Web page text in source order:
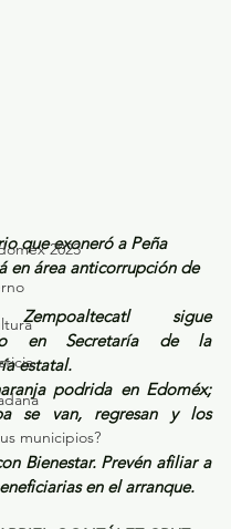
2023
municipios?
que exoneró a Peña
en área anticorrupción de
Zempoaltecatl sigue
en Secretaría de la
estatal.
podrida en Edoméx;
se van, regresan y los
Bienestar. Prevén afiliar a
en el arranque.